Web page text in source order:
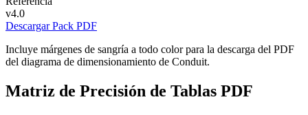
v4.0
Descargar Pack PDF
Incluye márgenes de sangría a todo color para la descarga del PDF
del diagrama de dimensionamiento de Conduit.
Matriz de Precisión de Tablas PDF